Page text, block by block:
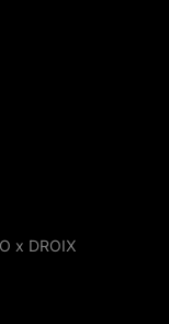
x DROIX